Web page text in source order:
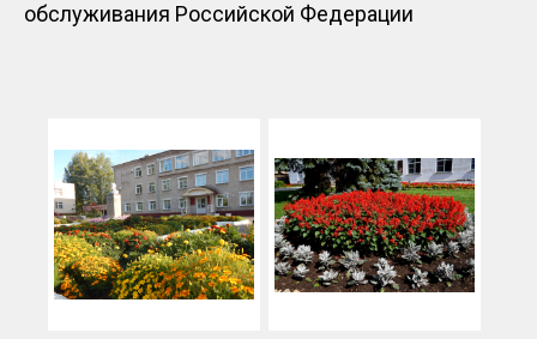
обслуживания Российской Федерации